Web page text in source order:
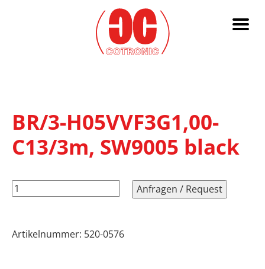
BR/3-H05VVF3G1,00-
C13/3m, SW9005 black
BR/3-
SW9005
Anfragen / Request
Artikelnummer: 520-0576